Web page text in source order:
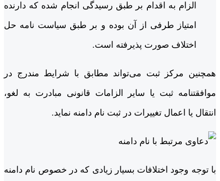
الزام به اقدام بر طبق رسیدگی انجام ‌شده که دارنده
امتیاز طرفی از آن بوده و بر طبق سیاست‌ نامه حل
اختلاف صورت پذیرفته است.
همچنین مرکز ثبت می‌تواند مطابق با شرایط مندرج در
موافقتنامه ثبت یا سایر الزامات قانونی مبادرت به لغو،
انتقال یا اعمال تغییرات در ثبت نام ‌دامنه نماید.
با توجه وجود اختلافات بسیار زیادی که در خصوص نام دامنه